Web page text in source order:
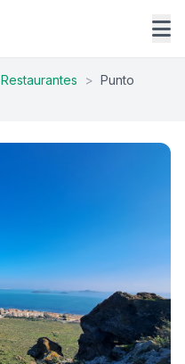
Restaurantes > Punto